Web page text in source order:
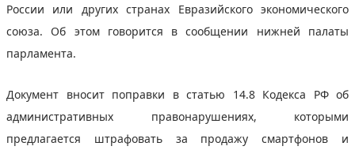
России или других странах Евразийского экономического
союза. Об этом говорится в сообщении нижней палаты
парламента.
Документ вносит поправки в статью 14.8 Кодекса РФ об
административных правонарушениях, которыми
предлагается штрафовать за продажу смартфонов и